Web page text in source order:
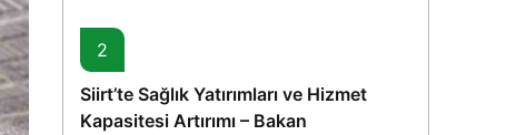
2
Siirt’te Sağlık Yatırımları ve Hizmet
Kapasitesi Artırımı – Bakan